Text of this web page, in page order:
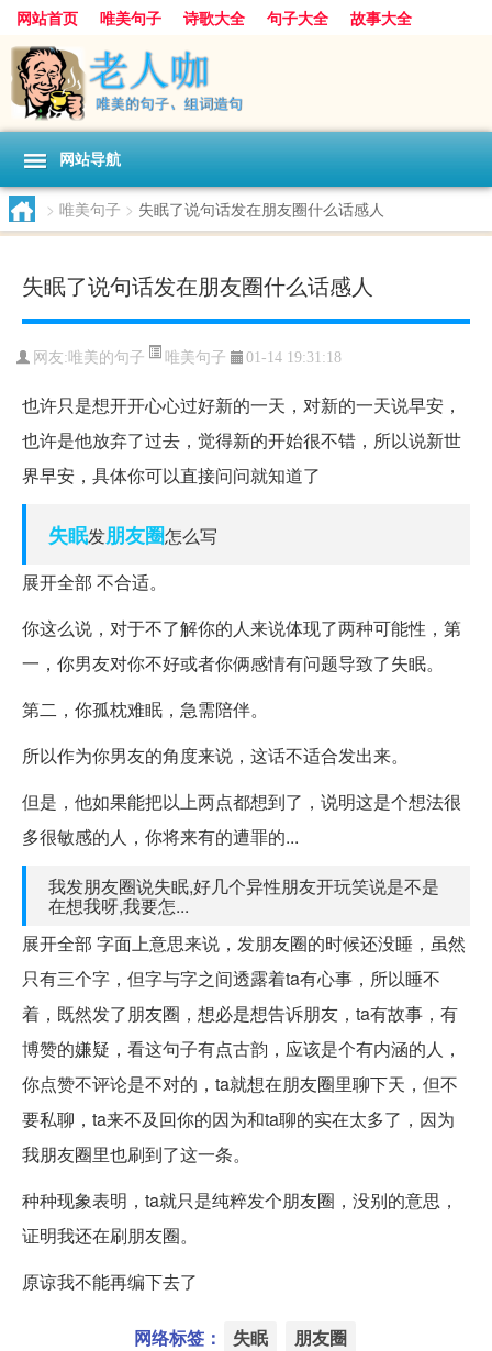
网站首页 唯美句子 诗歌大全 句子大全
故事大全
人生感悟
其他美文 美文欣赏
感人故事
句子分类
网站导航
> 唯美句子 > 失眠了说句话发在朋友圈什么话感人
失眠了说句话发在朋友圈什么话感人
网友: 唯美的句子 唯美句子 01-14 19:31:18
也许只是想开开心心过好新的一天，对新的一天说早安，
也许是他放弃了过去，觉得新的开始很不错，所以说新世
界早安，具体你可以直接问问就知道了
失眠发朋友圈怎么写
展开全部 不合适。
你这么说，对于不了解你的人来说体现了两种可能性，第
一，你男友对你不好或者你俩感情有问题导致了失眠。
第二，你孤枕难眠，急需陪伴。
所以作为你男友的角度来说，这话不适合发出来。
但是，他如果能把以上两点都想到了，说明这是个想法很
多很敏感的人，你将来有的遭罪的...
我发朋友圈说失眠,好几个异性朋友开玩笑说是不是
在想我呀,我要怎...
展开全部 字面上意思来说，发朋友圈的时候还没睡，虽然
只有三个字，但字与字之间透露着ta有心事，所以睡不
着，既然发了朋友圈，想必是想告诉朋友，ta有故事，有
博赞的嫌疑，看这句子有点古韵，应该是个有内涵的人，
你点赞不评论是不对的，ta就想在朋友圈里聊下天，但不
要私聊，ta来不及回你的因为和ta聊的实在太多了，因为
我朋友圈里也刷到了这一条。
种种现象表明，ta就只是纯粹发个朋友圈，没别的意思，
证明我还在刷朋友圈。
原谅我不能再编下去了
网络标签： 失眠 朋友圈